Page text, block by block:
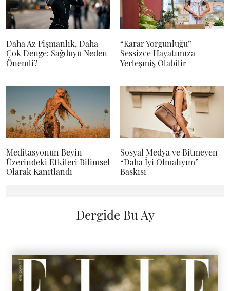
Daha Az Pişmanlık, Daha
Çok Denge: Sağduyu Neden
Önemli?
“Karar Yorgunluğu”
Sessizce Hayatımıza
Yerleşmiş Olabilir
Meditasyonun Beyin
Üzerindeki Etkileri Bilimsel
Olarak Kanıtlandı
Sosyal Medya ve Bitmeyen
“Daha İyi Olmalıyım”
Baskısı
Dergide Bu Ay